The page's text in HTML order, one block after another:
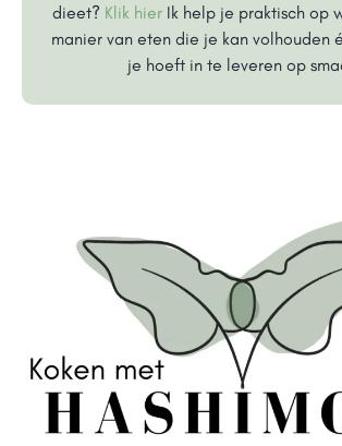
dieet? Klik hierIk help je praktisch op
manier van eten die je kan volhouden
je hoeft in te leveren op